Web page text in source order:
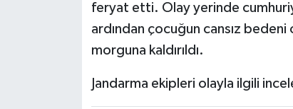
feryat etti. Olay yerinde
ardından çocuğun cansız
morguna kaldırıldı.
Jandarma ekipleri olayla ilgili